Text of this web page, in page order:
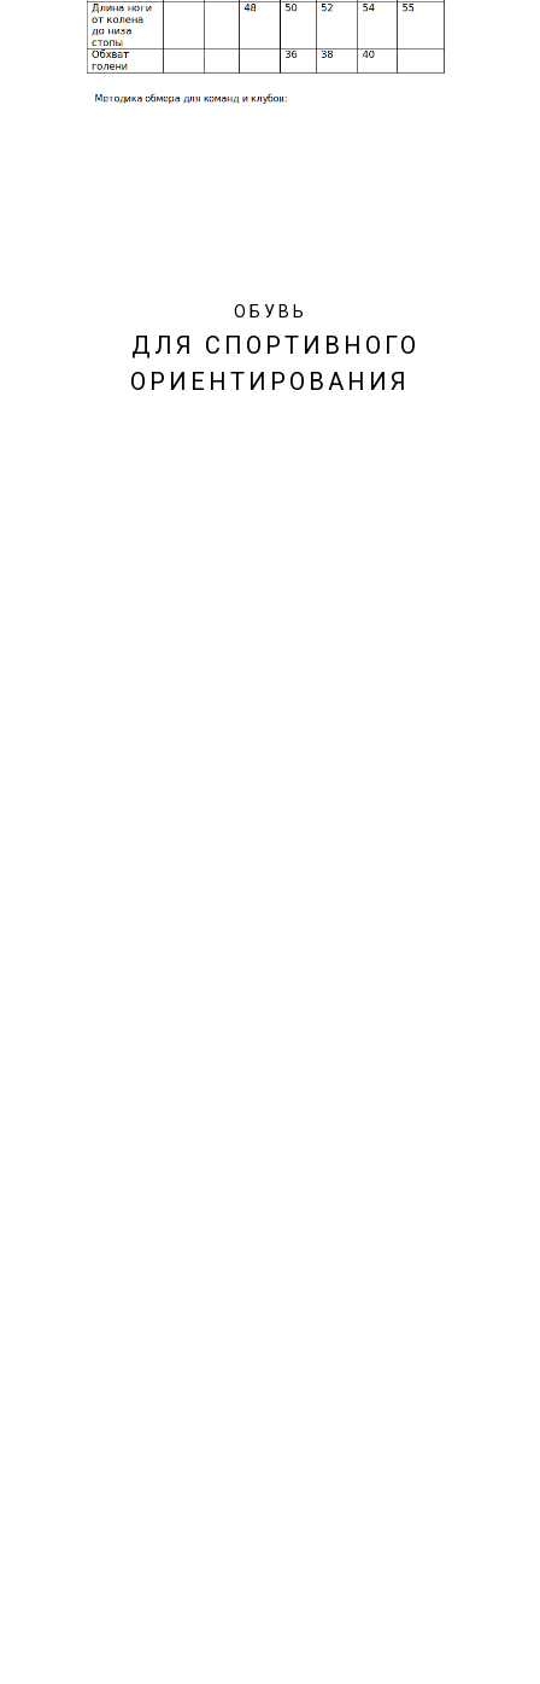
ОБУВЬ
ДЛЯ СПОРТИВНОГО
ОРИЕНТИРОВАНИЯ